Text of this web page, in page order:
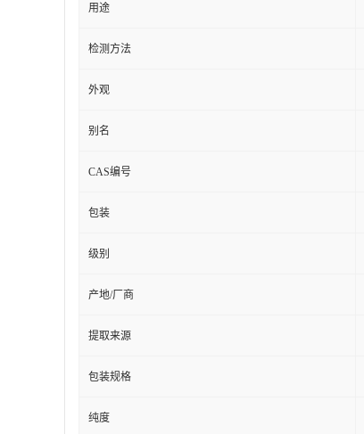
用途
检测方法
外观
别名
CAS编号
包装
级别
产地/厂商
提取来源
包装规格
纯度